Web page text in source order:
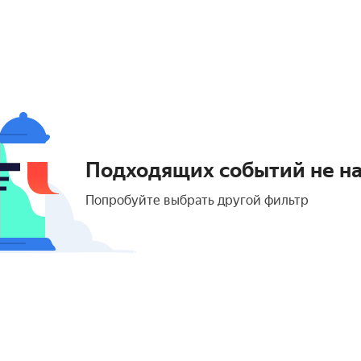
Подходящих событий не
Попробуйте выбрать другой фильтр